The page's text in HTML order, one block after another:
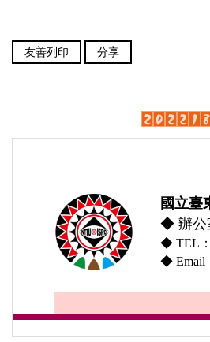
友善列印 分享
國立臺
◆ 辦公
◆ TEL：
◆ Email